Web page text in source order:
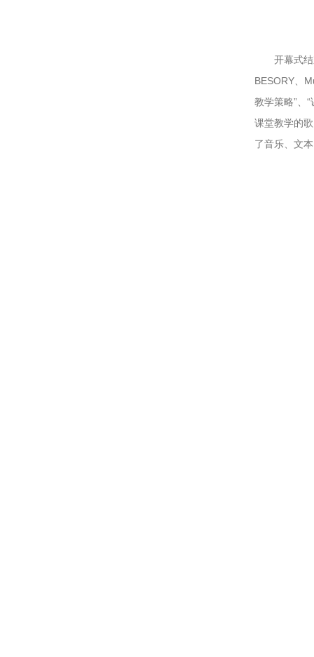
开幕式
BESORY、
教学策略”、
课堂教学的
了音乐、文